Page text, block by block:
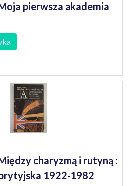
pierwsza akademia
charyzmą i rutyną :
1922-1982